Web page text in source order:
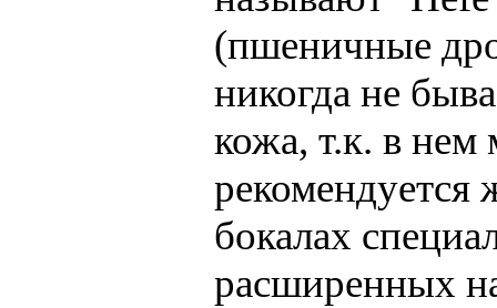
(пшеничные
никогда не
кожа, т.к. в
бокалах
расширенных